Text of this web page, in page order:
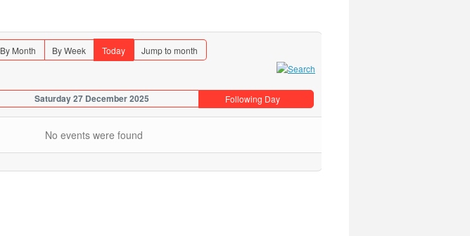
By Month By Week Today Jump to month
Saturday 27 December 2025 Following Day
No events were found